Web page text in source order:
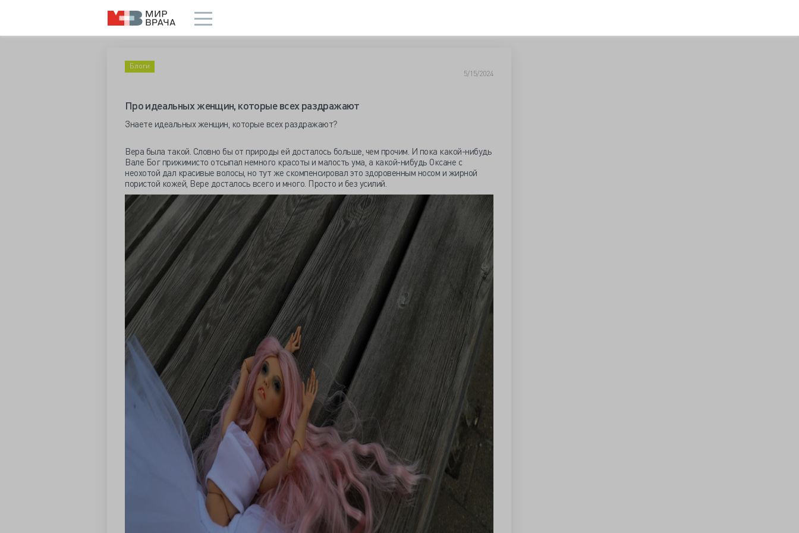
Блоги
5/15/2024
Про идеальных женщин, которые всех раздражают
Знаете идеальных женщин, которые всех раздражают?
Вера была такой. Словно бы от природы ей досталось больше, чем прочим. И пока какой-нибудь
Вале Бог прижимисто отсыпал немного красоты и малость ума, а какой-нибудь Оксане с
неохотой дал красивые волосы, но тут же скомпенсировал это здоровенным носом и жирной
пористой кожей, Вере досталось всего и много. Просто и без усилий.